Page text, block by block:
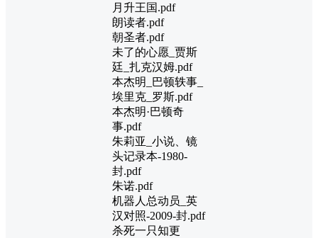
月升王国.pdf
朗读者.pdf
朝圣者.pdf
未了的心愿_贾斯
廷_扎克汉姆.pdf
本杰明_巴顿轶事_
埃里克_罗斯.pdf
本杰明·巴顿奇
事.pdf
朱莉亚_小说、镜
头记录本-1980-
封.pdf
朱诺.pdf
机器人总动员_英
汉对照-2009-封.pdf
杀死一只知更